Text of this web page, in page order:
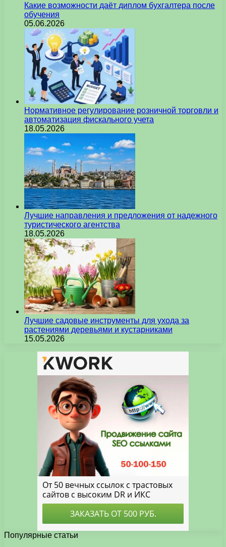
Какие возможности даёт диплом бухгалтера после
обучения
05.06.2026
Нормативное регулирование розничной торговли и
автоматизация фискального учета
18.05.2026
Лучшие направления и предложения от надежного
туристического агентства
18.05.2026
Лучшие садовые инструменты для ухода за
растениями деревьями и кустарниками
15.05.2026
Популярные статьи